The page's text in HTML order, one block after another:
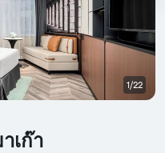
เก๊า
1/22